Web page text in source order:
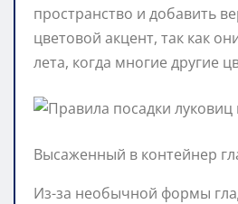
пространство и добавить
цветовой акцент, так как
лета, когда многие другие
Высаженный в контейнер
Из-за необычной формы